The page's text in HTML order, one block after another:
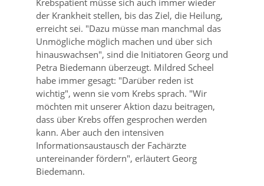
Krebspatient müsse sich auch immer wieder
der Krankheit stellen, bis das Ziel, die Heilung,
erreicht sei. Dazu müsse man manchmal das
Unmögliche möglich machen und über sich
hinauswachsen , sind die Initiatoren Georg und
Petra Biedemann überzeugt. Mildred Scheel
habe immer gesagt: Darüber reden ist
wichtig , wenn sie vom Krebs sprach. Wir
möchten mit unserer Aktion dazu beitragen,
dass über Krebs offen gesprochen werden
kann. Aber auch den intensiven
Informationsaustausch der Fachärzte
untereinander fördern , erläutert Georg
Biedemann.